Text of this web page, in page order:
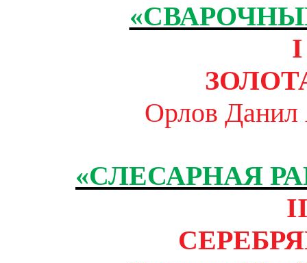
I
Орлов Данил
«СЛЕСАРНАЯ